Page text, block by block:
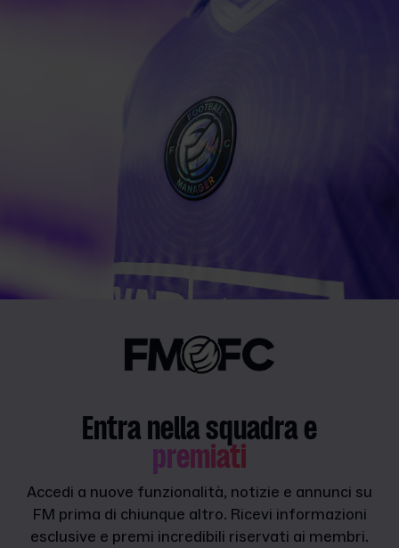
Entra nella squadra e
premiati
Accedi a nuove funzionalità, notizie e annunci su
FM prima di chiunque altro. Ricevi informazioni
esclusive e premi incredibili riservati ai membri.